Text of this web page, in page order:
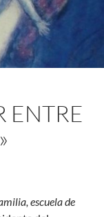
ENTRE
escuela de